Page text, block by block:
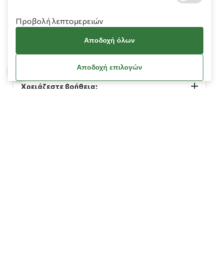
Πληροφορίες
Χρειάζεστε βοήθεια;
Προβολή λεπτομερειών
Αποδοχή όλων
Αποδοχή επιλογών